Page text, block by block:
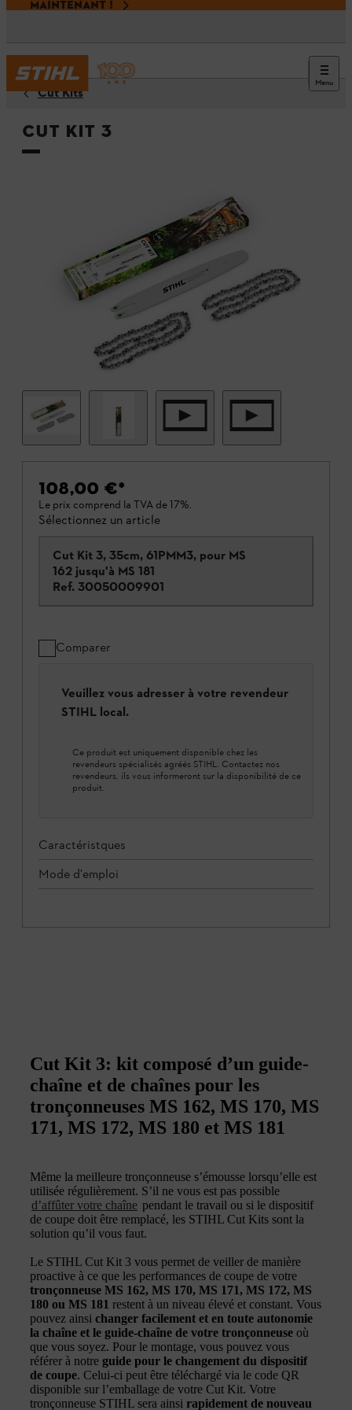
MAINTENANT !
Menu
Cut Kits
Cut Kit 3
108,00 €*
Le prix comprend la TVA de 17%.
Sélectionnez un article
Cut Kit 3, 35cm, 61PMM3, pour MS
162 jusqu'à MS 181
Ref. 30050009901
Comparer
Veuillez vous adresser à votre revendeur
STIHL local.
Ce produit est uniquement disponible chez les
revendeurs spécialisés agréés STIHL. Contactez nos
revendeurs, ils vous informeront sur la disponibilité de ce
produit.
Caractéristques
Mode d'emploi
Cut Kit 3: kit composé d’un guide-
chaîne et de chaînes pour les
tronçonneuses MS 162, MS 170, MS
171, MS 172, MS 180 et MS 181
Même la meilleure tronçonneuse s’émousse lorsqu’elle est
utilisée régulièrement. S’il ne vous est pas possible
d’affûter votre chaîne pendant le travail ou si le dispositif
de coupe doit être remplacé, les STIHL Cut Kits sont la
solution qu’il vous faut.
Le STIHL Cut Kit 3 vous permet de veiller de manière
proactive à ce que les performances de coupe de votre
tronçonneuse MS 162, MS 170, MS 171, MS 172, MS
180 ou MS 181 restent à un niveau élevé et constant. Vous
pouvez ainsi changer facilement et en toute autonomie
la chaîne et le guide-chaîne de votre tronçonneuse où
que vous soyez. Pour le montage, vous pouvez vous
référer à notre guide pour le changement du dispositif
de coupe. Celui-ci peut être téléchargé via le code QR
disponible sur l’emballage de votre Cut Kit. Votre
tronçonneuse STIHL sera ainsi rapidement de nouveau